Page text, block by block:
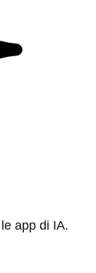
app di IA.